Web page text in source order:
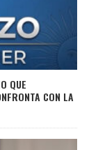
QUE
CON LA